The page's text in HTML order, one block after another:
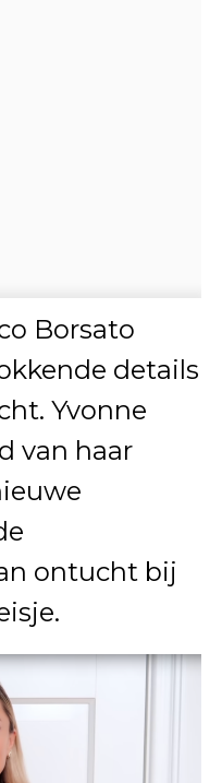
Borsato
details
Yvonne
van haar
ontucht bij